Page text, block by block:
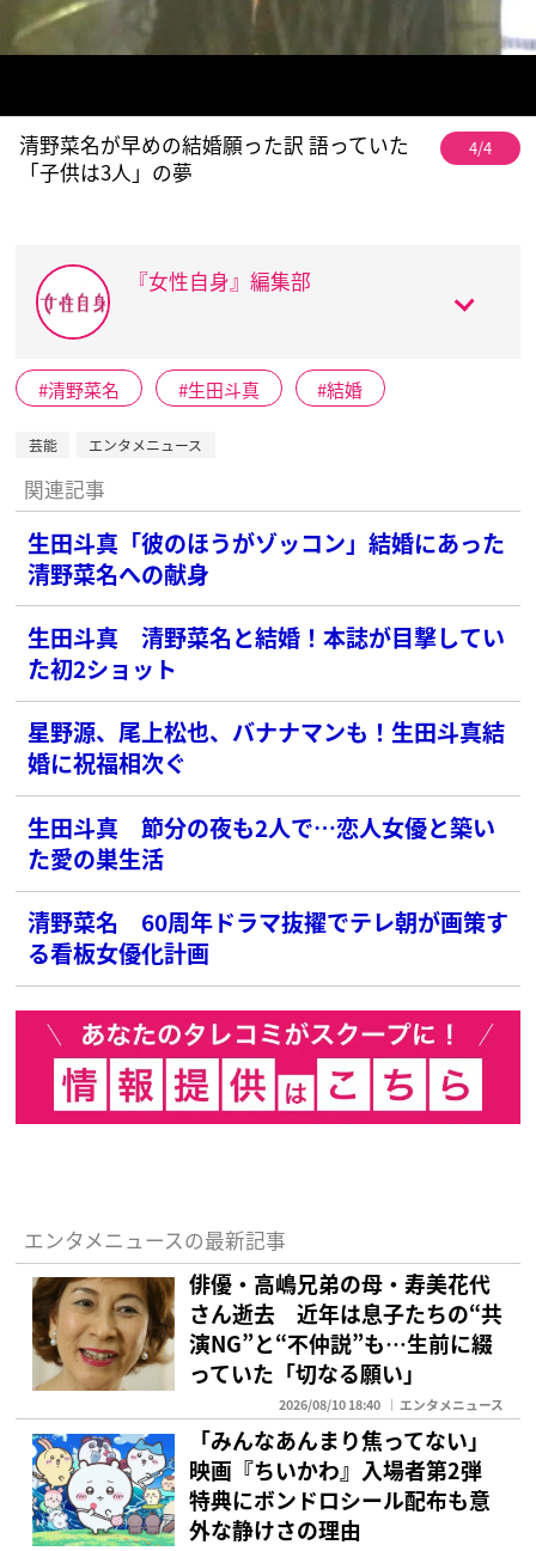
清野菜名が早めの結婚願った訳 語っていた
「子供は3人」の夢
4/4
『女性自身』編集部
清野菜名 生田斗真 結婚
芸能 エンタメニュース
関連記事
生田斗真「彼のほうがゾッコン」結婚にあった
清野菜名への献身
生田斗真 清野菜名と結婚！本誌が目撃してい
た初2ショット
星野源、尾上松也、バナナマンも！生田斗真結
婚に祝福相次ぐ
生田斗真 節分の夜も2人で…恋人女優と築い
た愛の巣生活
清野菜名 60周年ドラマ抜擢でテレ朝が画策す
る看板女優化計画
エンタメニュースの最新記事
俳優・高嶋兄弟の母・寿美花代
さん逝去 近年は息子たちの“共
演NG”と“不仲説”も…生前に綴
っていた「切なる願い」
2026/08/10 18:40 エンタメニュース
「みんなあんまり焦ってない」
映画『ちいかわ』入場者第2弾
特典にボンドロシール配布も意
外な静けさの理由